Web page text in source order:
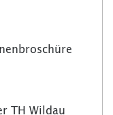
TH Wildau